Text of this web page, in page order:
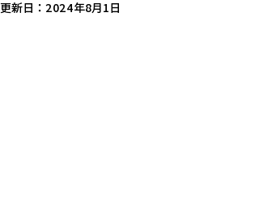
更新日： 2024年8月1日